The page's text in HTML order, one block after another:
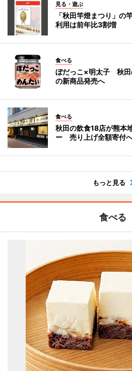
見る・遊ぶ
「秋田竿燈まつり」の
利用は前年比3割増
食べる
ぼだっこ×明太子 秋田
の新商品発売へ
食べる
秋田の飲食18店が熊本
ー 売り上げ全額寄付
もっと見る
食べる